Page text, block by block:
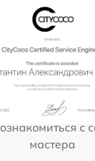
с
мастера